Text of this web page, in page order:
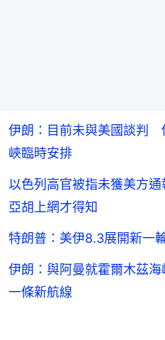
伊朗：目前未與美國談判
峽臨時安排
以色列高官被指未獲美方
亞胡上網才得知
特朗普：美伊8.3展開新一
伊朗：與阿曼就霍爾木茲
一條新航線